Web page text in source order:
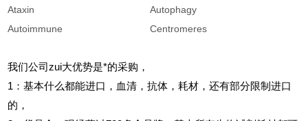
Ataxin
Autophagy
Autoimmune
Centromeres
我们公司zui大优势是*的采购，
1 ：基本什么都能进口，血清，抗体，耗材，还有部分限制进口
的，